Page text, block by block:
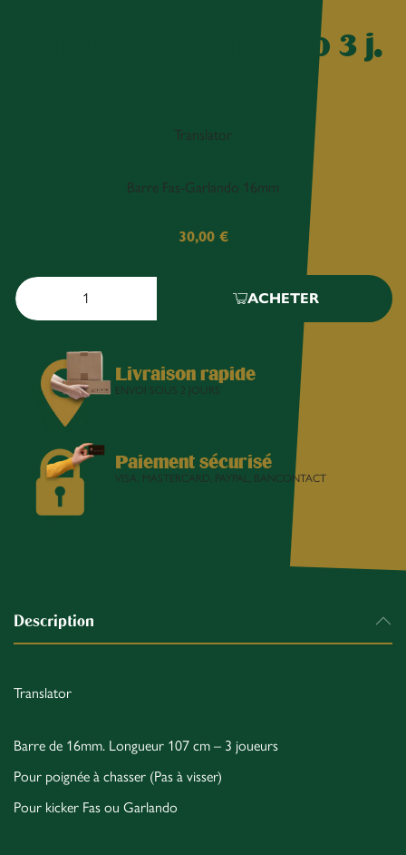
Barre Fas-Garlando 3 j.
Translator
Barre Fas-Garlando 16mm
30,00 €
ACHETER
Livraison rapide
ENVOI SOUS 2 JOURS
Paiement sécurisé
VISA, MASTERCARD, PAYPAL, BANCONTACT
Description
Translator
Barre de 16mm. Longueur 107 cm – 3 joueurs
Pour poignée à chasser (Pas à visser)
Pour kicker Fas ou Garlando